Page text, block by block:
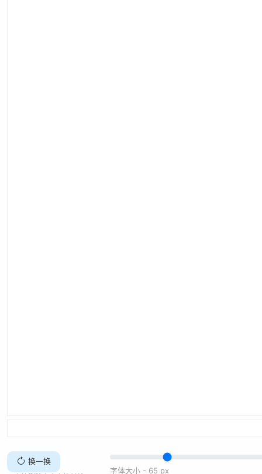
换一换
字体大小 - 65 px